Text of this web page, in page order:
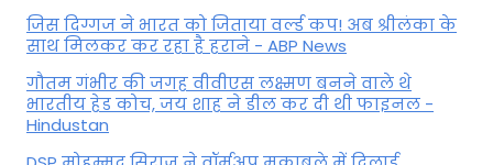
जिस दिग्गज ने भारत को जिताया वर्ल्ड कप! अब श्रीलंका के
साथ मिलकर कर रहा है हराने - ABP News
गौतम गंभीर की जगह वीवीएस लक्ष्मण बनने वाले थे
भारतीय हेड कोच, जय शाह ने डील कर दी थी फाइनल -
Hindustan